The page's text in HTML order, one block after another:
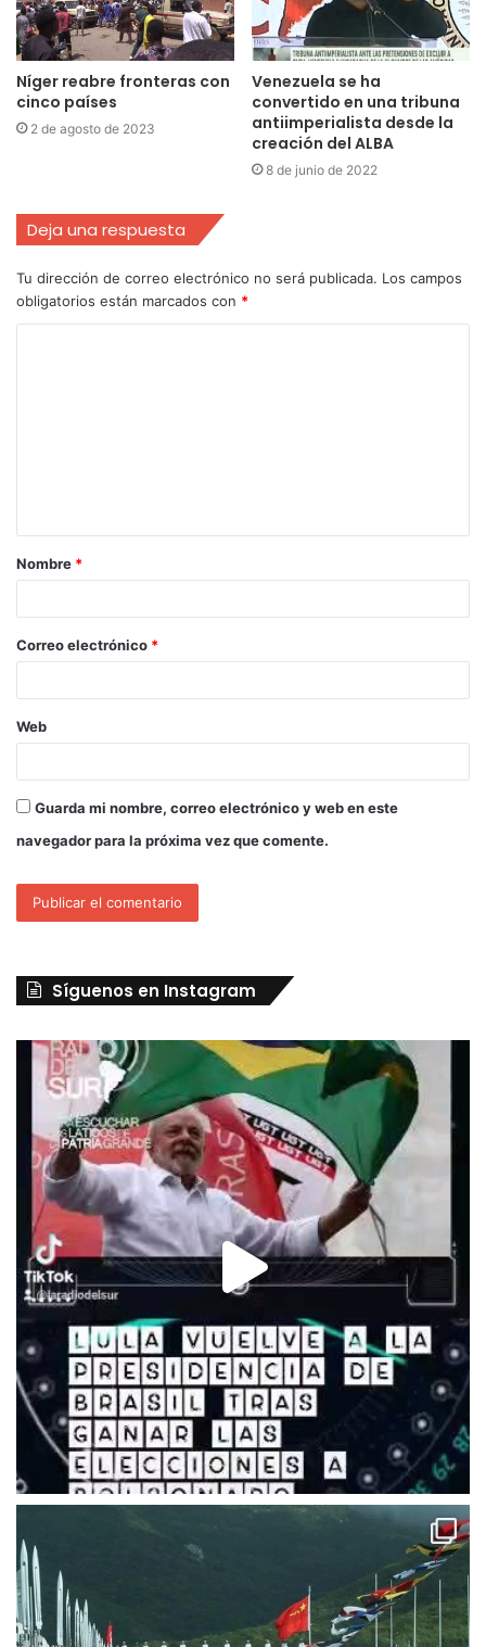
Níger reabre fronteras con
cinco países
2 de agosto de 2023
Venezuela se ha
convertido en una tribuna
antiimperialista desde la
creación del ALBA
8 de junio de 2022
Deja una respuesta
Tu dirección de correo electrónico no será publicada. Los campos
obligatorios están marcados con *
Nombre *
Correo electrónico *
Web
Guarda mi nombre, correo electrónico y web en este
navegador para la próxima vez que comente.
Síguenos en Instagram